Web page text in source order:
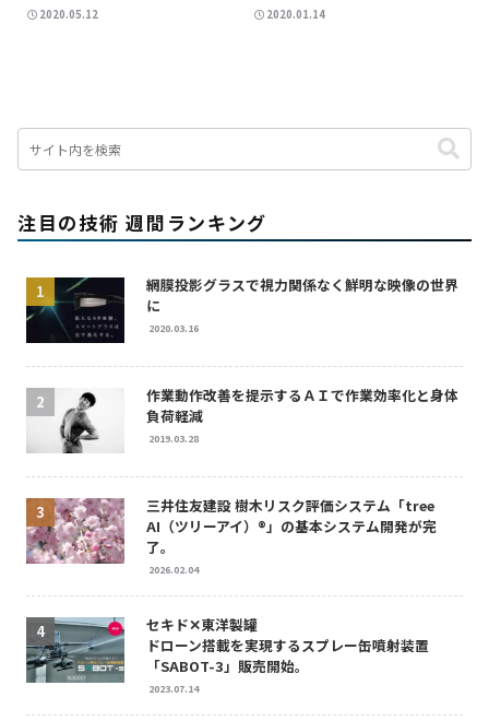
2020.05.12 2020.01.14
注目の技術 週間ランキング
網膜投影グラスで視力関係なく鮮明な映像の世界
に
2020.03.16
作業動作改善を提示するＡＩで作業効率化と身体
負荷軽減
2019.03.28
三井住友建設 樹木リスク評価システム「tree
AI（ツリーアイ）®」の基本システム開発が完
了。
2026.02.04
セキド✕東洋製罐
ドローン搭載を実現するスプレー缶噴射装置
「SABOT-3」販売開始。
2023.07.14